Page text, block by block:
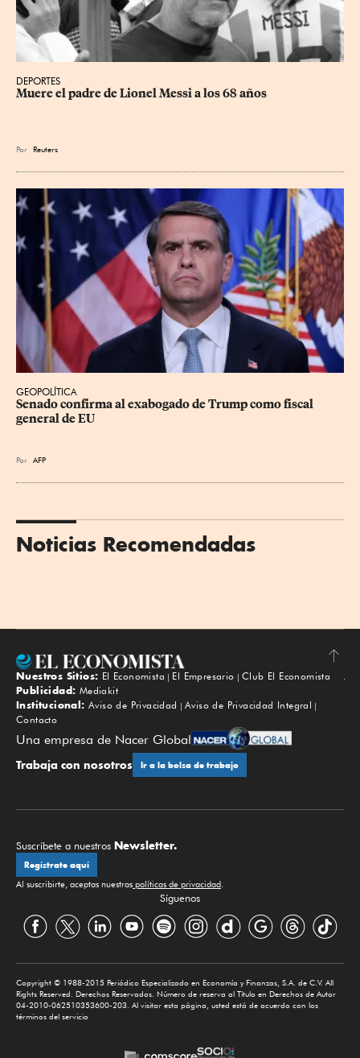
DEPORTES
Muere el padre de Lionel Messi a los 68 años
Por Reuters
GEOPOLÍTICA
Senado confirma al exabogado de Trump como fiscal
general de EU
Por AFP
Noticias Recomendadas
Subir
Nuestros Sitios: El Economista El Empresario
Club El Economista
Publicidad: Mediakit
Institucional: Aviso de Privacidad
Aviso de Privacidad Integral
Contacto
Una empresa de Nacer Global
Trabaja con nosotros Ir a la bolsa de trabajo
Suscríbete a nuestros Newsletter.
Regístrate aquí
Al suscribirte, aceptas nuestras políticas de privacidad
Síguenos
Copyright © 1988-2015 Periódico Especializado en Economía y Finanzas, S.A. de C.V. All
Rights Reserved. Derechos Reservados. Número de reserva al Título en Derechos de Autor
04-2010-062510353600-203. Al visitar esta página, usted está de acuerdo con los
términos del servicio